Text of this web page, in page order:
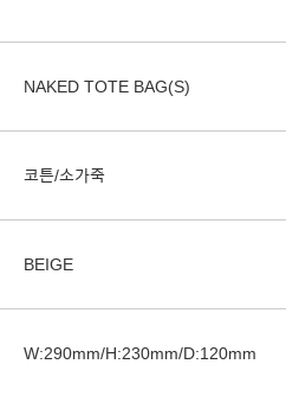
NAKED TOTE BAG(S)
코튼/소가죽
BEIGE
W:290mm/H:230mm/D:120mm